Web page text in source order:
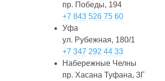
пр. Победы, 194
+7 843 526 75 60
Уфа
ул. Рубежная, 180/1
+7 347 292 44 33
Набережные Челны
пр. Хасана Туфана, 3Г